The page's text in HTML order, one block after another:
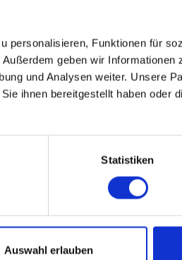
personalisieren, Funktionen für
geben wir Informationen
und Analysen weiter. Unsere
ihnen bereitgestellt haben oder
Statistiken
Auswahl erlauben
über Riefensbeek. Über den
und an der imposanten
an. Schöne Aussicht vom Turm.
zum Vorbecken der Sösestausee (3).
auf dem Waldlehrpfad, begleitet vom
Bis zum Parkplatz ist es